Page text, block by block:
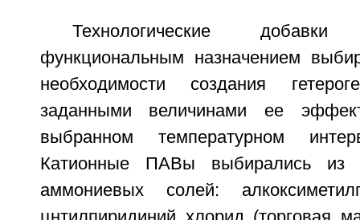
Технологические
функциональным назначением
необходимости создания
заданными величинами ее
выбранном температурном
Катионные ПАВы выбирались из
аммониевых солей: